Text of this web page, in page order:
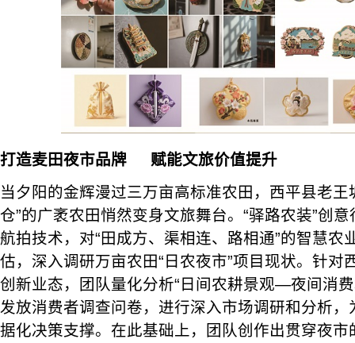
打造麦田夜市品牌
赋能文旅价值提升
当夕阳的金辉漫过三万亩高标准农田，西平县老王
仓”的广袤农田悄然变身文旅舞台。“驿路农装”创
航拍技术，对“田成方、渠相连、路相通”的智慧农
估，深入调研万亩农田“日农夜市”项目现状。针对
创新业态，团队量化分析“日间农耕景观—夜间消
发放消费者调查问卷，进行深入市场调研和分析
据化决策支撑。在此基础上，团队创作出贯穿夜